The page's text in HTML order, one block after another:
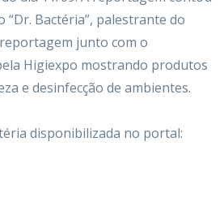
“Dr. Bactéria”, palestrante do
junto com o
Higiexpo mostrando produtos
e desinfecção de ambientes.
disponibilizada no portal: